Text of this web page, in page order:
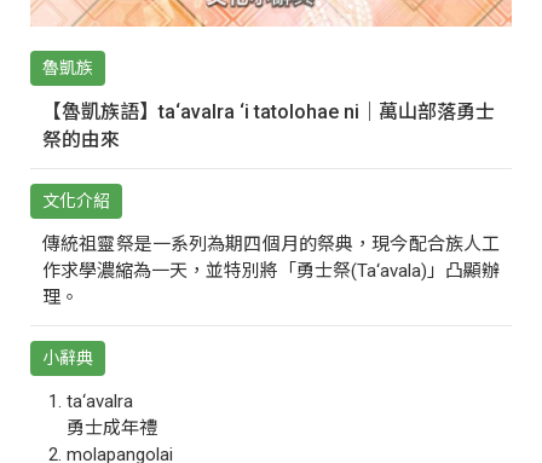
魯凱族
【魯凱族語】ta‘avalra ‘i tatolohae ni｜萬山部落勇士
祭的由來
文化介紹
傳統祖靈祭是一系列為期四個月的祭典，現今配合族人工
作求學濃縮為一天，並特別將「勇士祭(Ta‘avala)」凸顯辦
理。
小辭典
ta‘avalra
勇士成年禮
molapangolai